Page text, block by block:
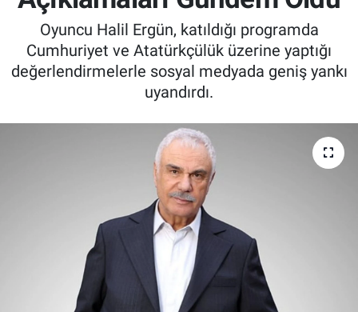
Oyuncu Halil Ergün, katıldığı programda
Cumhuriyet ve Atatürkçülük üzerine yaptığı
değerlendirmelerle sosyal medyada geniş yankı
uyandırdı.
1461 TRABZON
FUTBOL
GENEL
Haber Arşivi